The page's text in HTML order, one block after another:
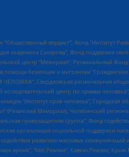
Сурначева Елизавета Дмитриевна, Автономная некоммерческая организация по защите прав человека и информированию населения "Якутия – Наше Мнение", Общество с ограниченной ответственностью "Москоу диджитал медиа", с 26.01.2023 Общество с ограниченной ответственностью "Чайка Белые сады", Ветошкина Валерия Валерьевна, Заговора Максим Александрович, Межрегиональное общественное движение "Российская ЛГБТ - сеть", Оленичев Максим Владимирович, Павлов Иван Юрьевич, Скворцова Елена Сергеевна, Общество с ограниченной ответственностью "Как бы инагент", Кочетков Игорь Викторович, Общество с ограниченной ответственностью "Честные выборы", Еланчик Олег Александрович, Общество с ограниченной ответственностью "Нобелевский призыв", Гималова Регина Эмилевна, Григорьев Андрей Валерьевич, Григорьева Алина Александровна, Ассоциация по содействию защите прав призывников, альтернативнослужащих и военнослужащих "Правозащитная группа "Гражданин.Армия.Право", Хисамова Регина Фаритовна, Автономная некоммерческая организация по реализации социально-правовых программ "Лилит", Дальневосточное общественное движение "Маяк", Санкт-Петербургская ЛГБТ-инициативная группа "Выход", Инициативная группа ЛГБТ+ "Реверс", Алексеев Андрей Викторович, Бекбулатова Таисия Львовна, Беляев Иван Михайлович, Владыкина Елена Сергеевна, Гельман Марат Александрович, Никульшина Вероника Юрьевна, Толоконникова Надежда Андреевна, Шендерович Виктор Анатольевич, Общество с ограниченной ответственностью "Данное сообщение", Общество с ограниченной ответственностью Издательский дом "Новая глава", Айнбиндер Александра Александровна, Московский комьюнити-центр для ЛГБТ+инициатив, Благотворительный фонд развития филантропии, Deutsche Welle (Германия, Kurt-Schumacher-Strasse 3, 53113 Bonn), Борзунова Мария Михайловна, Воробьев Виктор Викторович, Голубева Анна Львовна, Константинова Алла Михайловна, Малкова Ирина Владимировна, Мурадов Мурад